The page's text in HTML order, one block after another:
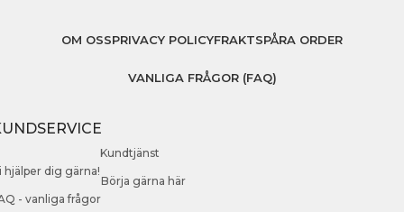
OM OSSPRIVACY POLICYFRAKTSPÅRA ORDER
VANLIGA FRÅGOR (FAQ)
hjälper dig gärna!
Kundtjänst
- vanliga frågor
Börja gärna här